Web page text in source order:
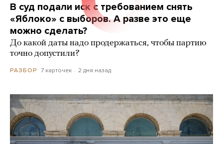
В суд подали иск с требованием снять
«Яблоко» с выборов. А разве это еще
можно сделать?
До какой даты надо продержаться, чтобы партию
точно допустили?
РАЗБОР 7 карточек 2 дня назад